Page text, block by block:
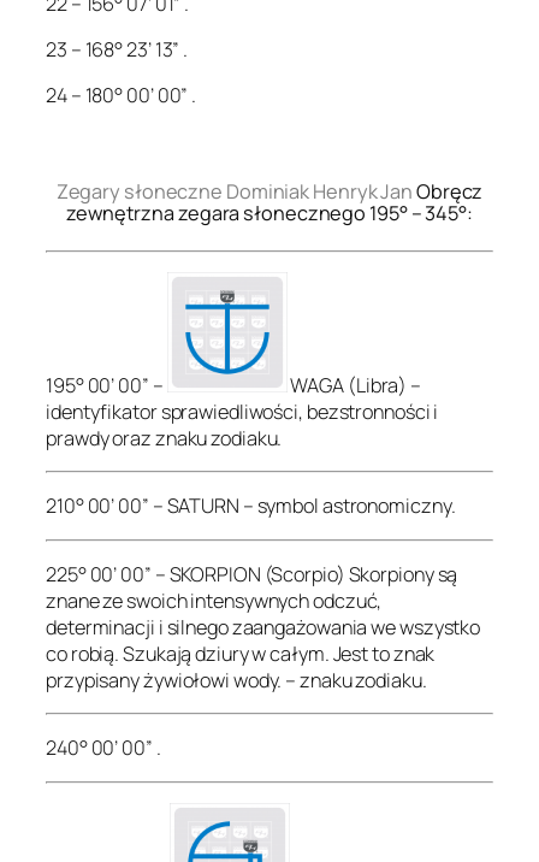
23 – 168° 23’ 13” .
24 – 180° 00’ 00” .
Zegary słoneczne Dominiak Henryk JanObręcz
zewnętrzna zegara słonecznego 195° – 345°:
195° 00’ 00” –
WAGA (Libra) –
identyfikator sprawiedliwości, bezstronności i
prawdy oraz znaku zodiaku.
210° 00’ 00” – SATURN – symbol astronomiczny.
225° 00’ 00” – SKORPION (Scorpio) Skorpiony są
znane ze swoich intensywnych odczuć,
determinacji i silnego zaangażowania we wszystko
co robią. Szukają dziury w całym. Jest to znak
przypisany żywiołowi wody. – znaku zodiaku.
240° 00’ 00” .